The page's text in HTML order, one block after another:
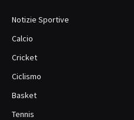
Notizie Sportive
Calcio
Cricket
Ciclismo
Basket
Tennis